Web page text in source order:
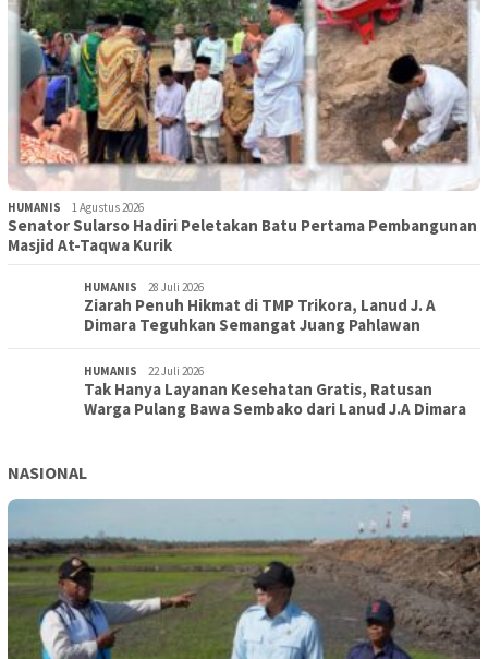
HUMANIS 1 Agustus 2026
Senator Sularso Hadiri Peletakan Batu Pertama Pembangunan
Masjid At-Taqwa Kurik
HUMANIS 28 Juli 2026
Ziarah Penuh Hikmat di TMP Trikora, Lanud J. A
Dimara Teguhkan Semangat Juang Pahlawan
HUMANIS 22 Juli 2026
Tak Hanya Layanan Kesehatan Gratis, Ratusan
Warga Pulang Bawa Sembako dari Lanud J.A Dimara
NASIONAL